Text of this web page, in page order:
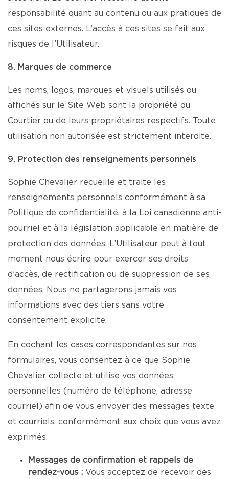
responsabilité quant au contenu ou aux pratiques de
ces sites externes. L’accès à ces sites se fait aux
risques de l’Utilisateur.
8. Marques de commerce
Les noms, logos, marques et visuels utilisés ou
affichés sur le Site Web sont la propriété du
Courtier ou de leurs propriétaires respectifs. Toute
utilisation non autorisée est strictement interdite.
9. Protection des renseignements personnels
Sophie Chevalier recueille et traite les
renseignements personnels conformément à sa
Politique de confidentialité, à la Loi canadienne anti-
pourriel et à la législation applicable en matière de
protection des données. L’Utilisateur peut à tout
moment nous écrire pour exercer ses droits
d’accès, de rectification ou de suppression de ses
données. Nous ne partagerons jamais vos
informations avec des tiers sans votre
consentement explicite.
En cochant les cases correspondantes sur nos
formulaires, vous consentez à ce que Sophie
Chevalier collecte et utilise vos données
personnelles (numéro de téléphone, adresse
courriel) afin de vous envoyer des messages texte
et courriels, conformément aux choix que vous avez
exprimés.
Messages de confirmation et rappels de
rendez-vous : Vous acceptez de recevoir des